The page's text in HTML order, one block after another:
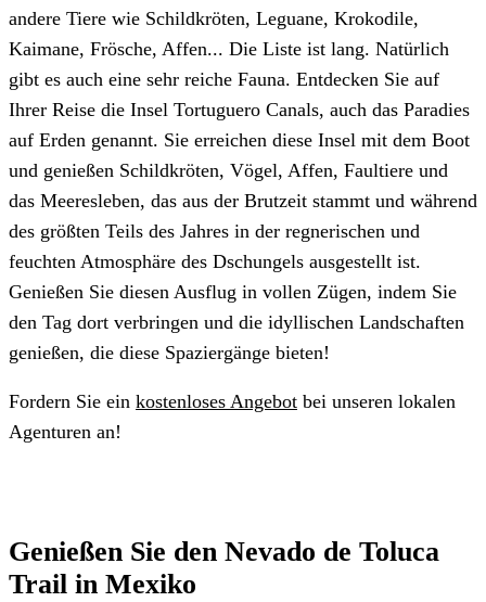
andere Tiere wie Schildkröten, Leguane, Krokodile,
Kaimane, Frösche, Affen... Die Liste ist lang. Natürlich
gibt es auch eine sehr reiche Fauna. Entdecken Sie auf
Ihrer Reise die Insel Tortuguero Canals, auch das Paradies
auf Erden genannt. Sie erreichen diese Insel mit dem Boot
und genießen Schildkröten, Vögel, Affen, Faultiere und
das Meeresleben, das aus der Brutzeit stammt und während
des größten Teils des Jahres in der regnerischen und
feuchten Atmosphäre des Dschungels ausgestellt ist.
Genießen Sie diesen Ausflug in vollen Zügen, indem Sie
den Tag dort verbringen und die idyllischen Landschaften
genießen, die diese Spaziergänge bieten!
Fordern Sie ein kostenloses Angebot bei unseren lokalen
Agenturen an!
Genießen Sie den Nevado de Toluca
Trail in Mexiko